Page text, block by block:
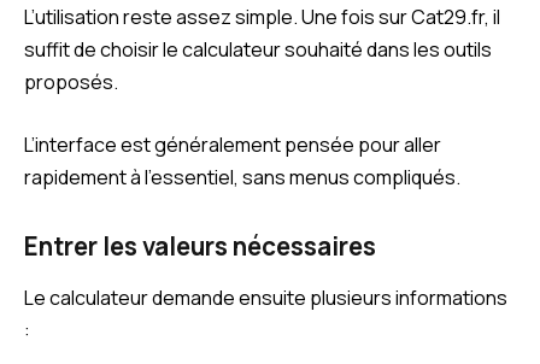
L’utilisation reste assez simple. Une fois sur Cat29.fr, il
suffit de choisir le calculateur souhaité dans les outils
proposés.
L’interface est généralement pensée pour aller
rapidement à l’essentiel, sans menus compliqués.
Entrer les valeurs nécessaires
Le calculateur demande ensuite plusieurs informations
: